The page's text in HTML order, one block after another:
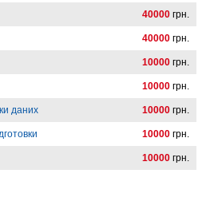
40000 грн.
40000 грн.
10000 грн.
10000 грн.
даних 10000 грн.
10000 грн.
10000 грн.